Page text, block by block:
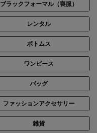
ブラックフォーマル（喪服）
レンタル
ボトムス
ワンピース
バッグ
ファッションアクセサリー
雑貨